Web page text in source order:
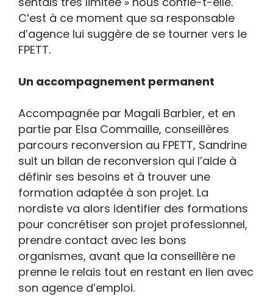
C’est à ce moment que sa responsable
d’agence lui suggère de se tourner vers le
FPETT.
Un accompagnement permanent
Accompagnée par Magali Barbier, et en
partie par Elsa Commaille, conseillères
parcours reconversion au FPETT, Sandrine
suit un bilan de reconversion qui l’aide à
définir ses besoins et à trouver une
formation adaptée à son projet. La
nordiste va alors identifier des formations
pour concrétiser son projet professionnel,
prendre contact avec les bons
organismes, avant que la conseillère ne
prenne le relais tout en restant en lien avec
son agence d’emploi.